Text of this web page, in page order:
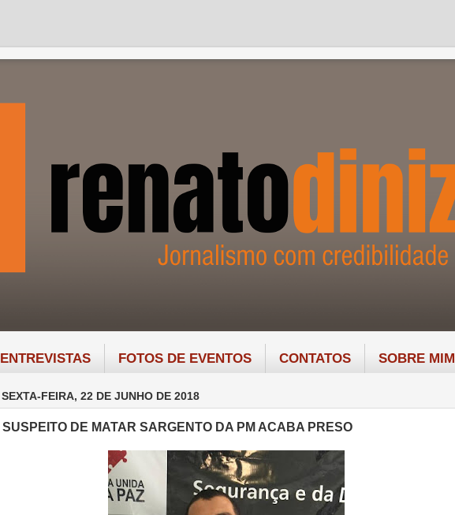
ENTREVISTAS FOTOS DE EVENTOS CONTATOS SOBRE MIM
SEXTA-FEIRA, 22 DE JUNHO DE 2018
SUSPEITO DE MATAR SARGENTO DA PM ACABA PRESO